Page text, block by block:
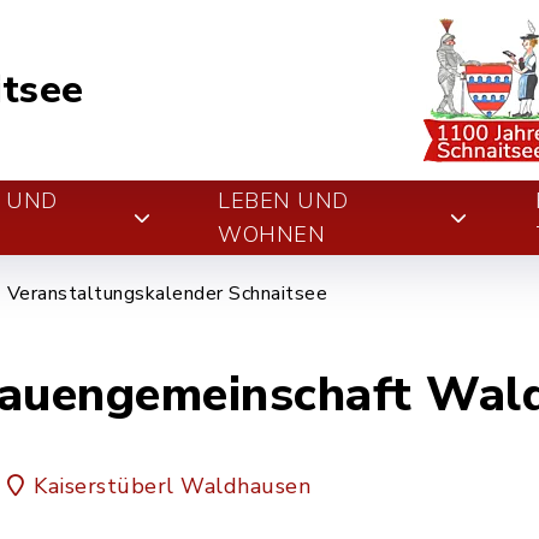
UND
LEBEN UND
WOHNEN
Veranstaltungskalender Schnaitsee
Kaiserstüberl Waldhausen